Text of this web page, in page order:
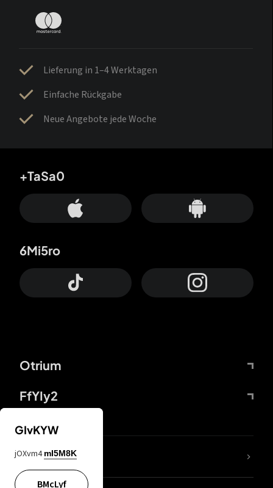
Lieferung in 1–4 Werktagen
Einfache Rückgabe
Neue Angebote jede Woche
Otrium
FfYIy2
+TaSa0
6Mi5ro
DDcvSo
GIvKYW
jOXvm4 mI5M8K
BMcLyf